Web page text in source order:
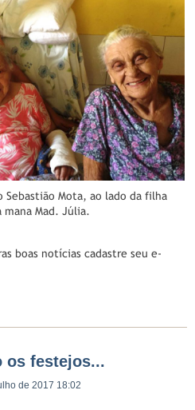
Sebastião Mota, ao lado da filha
mana Mad. Júlia.
boas notícias cadastre seu e-
os festejos...
de 2017 18:02